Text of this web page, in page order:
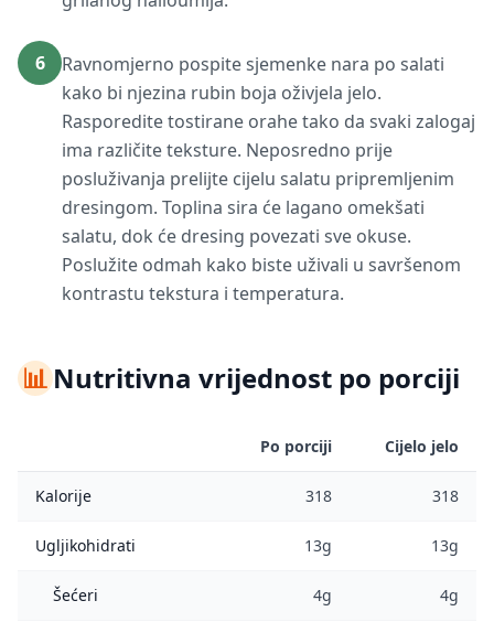
6
Ravnomjerno pospite sjemenke nara po salati
kako bi njezina rubin boja oživjela jelo.
Rasporedite tostirane orahe tako da svaki zalogaj
ima različite teksture. Neposredno prije
posluživanja prelijte cijelu salatu pripremljenim
dresingom. Toplina sira će lagano omekšati
salatu, dok će dresing povezati sve okuse.
Poslužite odmah kako biste uživali u savršenom
kontrastu tekstura i temperatura.
📊Nutritivna vrijednost po porciji
Po porciji Cijelo jelo
Kalorije 318 318
Ugljikohidrati 13g 13g
Šećeri 4g 4g